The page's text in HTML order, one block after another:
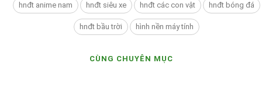
hnđt anime nam hnđt siêu xe hnđt các con vật hnđt bóng đá
hnđt bầu trời hình nền máy tính
CÙNG CHUYÊN MỤC